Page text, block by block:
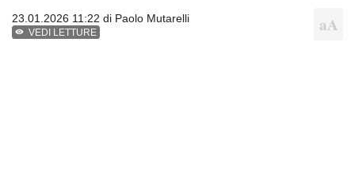
23.01.2026 11:22 di Paolo Mutarelli
VEDI LETTURE